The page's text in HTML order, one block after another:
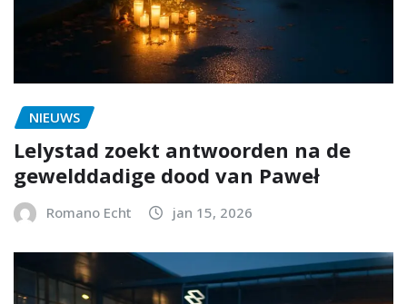
NIEUWS
Lelystad zoekt antwoorden na de
gewelddadige dood van Paweł
Romano Echt jan 15, 2026